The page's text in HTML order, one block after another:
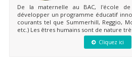
De la maternelle au BAC, l'école
développer un programme éducatif
courants tel que Summerhill, Reggio,
etc.) Les êtres humains sont de nature
Cliquez ici